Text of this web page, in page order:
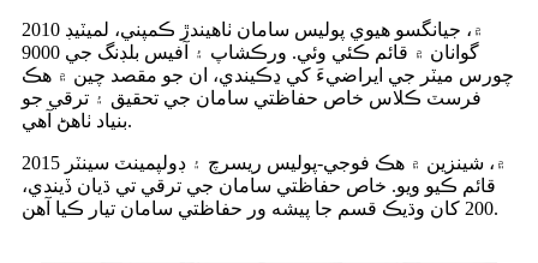
2010 ۾، جيانگسو هيوي پوليس سامان ٺاهيندڙ ڪمپني، لميٽيڊ
گوانان ۾ قائم ڪئي وئي. ورڪشاپ ۽ آفيس بلڊنگ جي 9000
چورس ميٽر جي ايراضيءَ کي ڍڪيندي، ان جو مقصد چين ۾ هڪ
فرسٽ ڪلاس خاص حفاظتي سامان جي تحقيق ۽ ترقي جو
بنياد ٺاهڻ آهي.
2015 ۾، شينزين ۾ هڪ فوجي-پوليس ريسرچ ۽ ڊولپمينٽ سينٽر
قائم ڪيو ويو. خاص حفاظتي سامان جي ترقي تي ڌيان ڏيندي،
200 کان وڌيڪ قسم جا پيشه ور حفاظتي سامان تيار ڪيا آهن.